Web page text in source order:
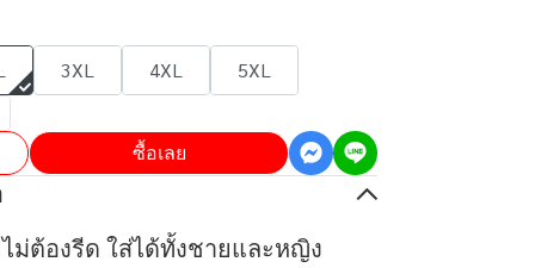
3XL 4XL 5XL
ซื้อเลย
ม่ต้องรีด ใส่ได้ทั้งชายและหญิง